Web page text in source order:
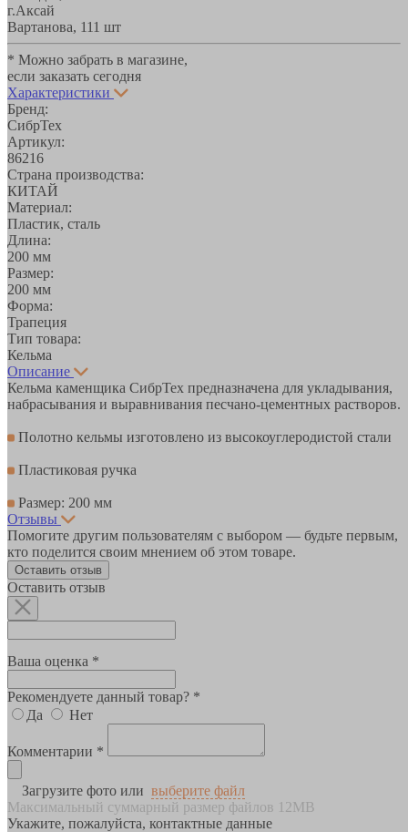
г.Аксай
Вартанова, 111 шт
* Можно забрать в магазине,
если заказать сегодня
Характеристики
Бренд:
СибрТех
Артикул:
86216
Страна производства:
КИТАЙ
Материал:
Пластик, сталь
Длина:
200 мм
Размер:
200 мм
Форма:
Трапеция
Тип товара:
Кельма
Описание
Кельма каменщика СибрТех предназначена для укладывания,
набрасывания и выравнивания песчано-цементных растворов.
Полотно кельмы изготовлено из высокоуглеродистой стали
Пластиковая ручка
Размер: 200 мм
Отзывы
Помогите другим пользователям с выбором — будьте первым,
кто поделится своим мнением об этом товаре.
Оставить отзыв
Оставить отзыв
Ваша оценка *
Рекомендуете данный товар? *
Да
Нет
Комментарии *
Загрузите фото или выберите файл
Максимальный суммарный размер файлов 12MB
Укажите, пожалуйста, контактные данные